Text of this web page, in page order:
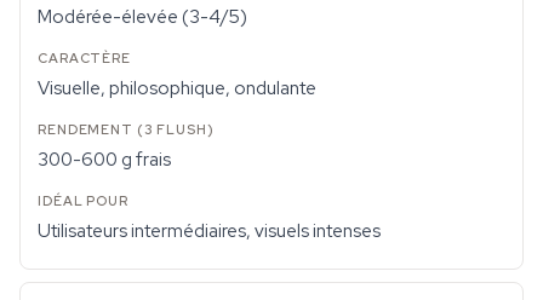
Modérée-élevée (3-4/5)
Visuelle, philosophique, ondulante
300-600 g frais
Utilisateurs intermédiaires, visuels intenses